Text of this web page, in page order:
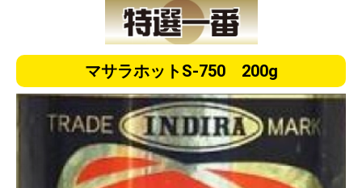
マサラホットS-750 200g